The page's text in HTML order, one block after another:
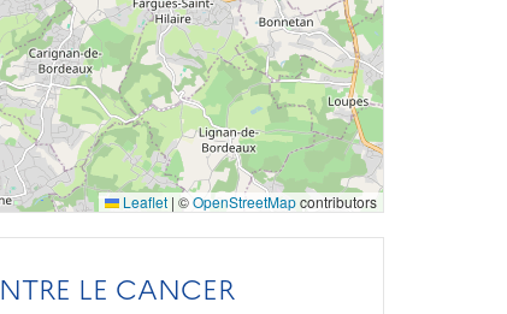
Leaflet | ©OpenStreetMapcontributors
LE CANCER